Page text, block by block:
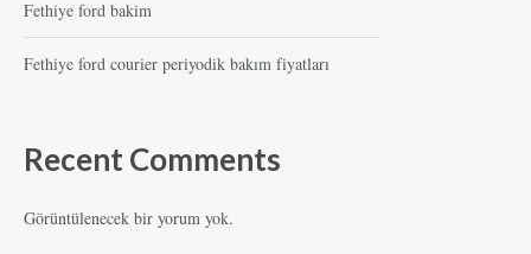
Fethiye ford bakim
Fethiye ford courier periyodik bakım fiyatları
Recent Comments
Görüntülenecek bir yorum yok.